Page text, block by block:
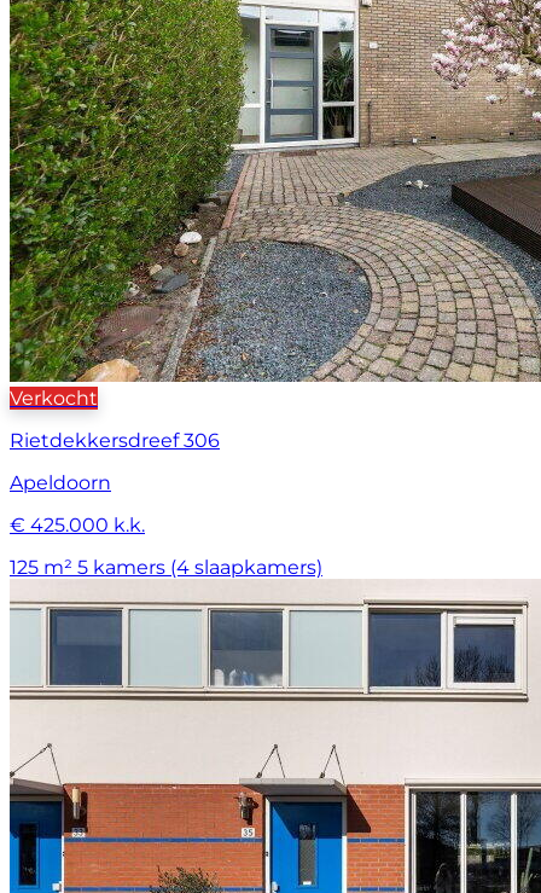
Verkocht
Rietdekkersdreef 306
Apeldoorn
€ 425.000 k.k.
125 m² 5 kamers (4 slaapkamers)